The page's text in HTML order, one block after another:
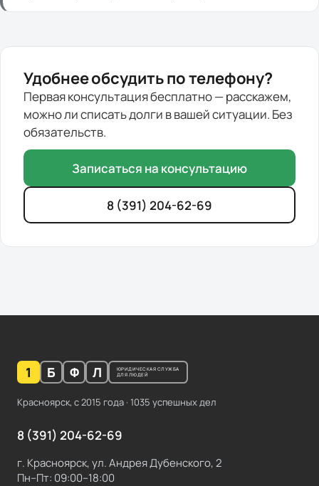
Удобнее обсудить по телефону?
Первая консультация бесплатно — расскажем,
можно ли списать долги в вашей ситуации. Без
обязательств.
Записаться на консультацию
8 (391) 204-62-69
1 Б Ф Л
ЮРИДИЧЕСКАЯ СЛУЖБА
ДЛЯ ЛЮДЕЙ
Красноярск, с2015 года · 1035 успешных дел
8 (391) 204-62-69
г. Красноярск, ул. Андрея Дубенского, 2
Пн–Пт: 09:00–18:00